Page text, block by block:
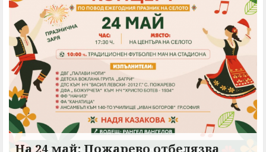
На 24 май: Пожарево отбелязва